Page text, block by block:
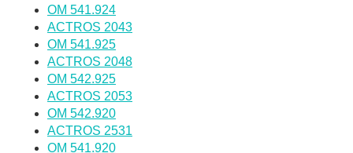
OM 541.924
ACTROS 2043
OM 541.925
ACTROS 2048
OM 542.925
ACTROS 2053
OM 542.920
ACTROS 2531
OM 541.920